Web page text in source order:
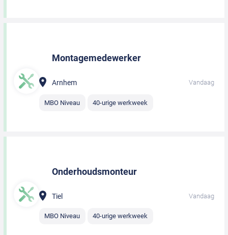
Montagemedewerker
Arnhem Vandaag
MBO Niveau 40-urige werkweek
Onderhoudsmonteur
Tiel Vandaag
MBO Niveau 40-urige werkweek